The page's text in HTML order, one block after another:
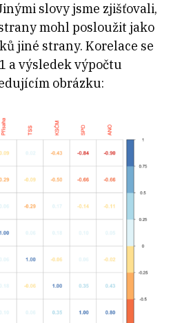
slovy jsme zjišťovali,
mohl posloužit jako
jiné strany. Korelace se
a výsledek výpočtu
obrázku: